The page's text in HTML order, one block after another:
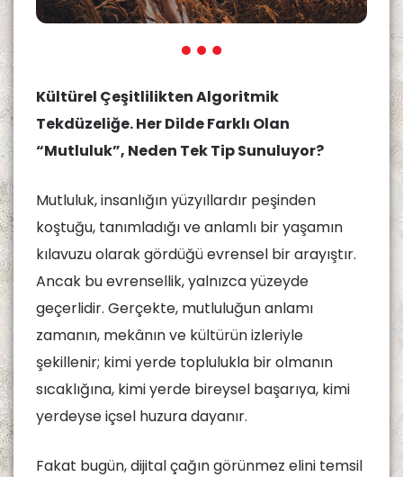
Kültürel Çeşitlilikten Algoritmik
Tekdüzeliğe. Her Dilde Farklı Olan
“Mutluluk”, Neden Tek Tip Sunuluyor?
Mutluluk, insanlığın yüzyıllardır peşinden
koştuğu, tanımladığı ve anlamlı bir yaşamın
kılavuzu olarak gördüğü evrensel bir arayıştır.
Ancak bu evrensellik, yalnızca yüzeyde
geçerlidir. Gerçekte, mutluluğun anlamı
zamanın, mekânın ve kültürün izleriyle
şekillenir; kimi yerde toplulukla bir olmanın
sıcaklığına, kimi yerde bireysel başarıya, kimi
yerdeyse içsel huzura dayanır.
Fakat bugün, dijital çağın görünmez elini temsil